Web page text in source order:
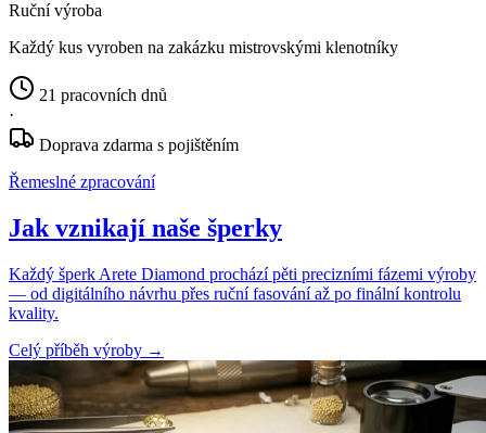
Ruční výroba
Každý kus vyroben na zakázku mistrovskými klenotníky
21 pracovních dnů
·
Doprava zdarma s pojištěním
Řemeslné zpracování
Jak vznikají naše šperky
Každý šperk Arete Diamond prochází pěti precizními fázemi výroby
— od digitálního návrhu přes ruční fasování až po finální kontrolu
kvality.
Celý příběh výroby →